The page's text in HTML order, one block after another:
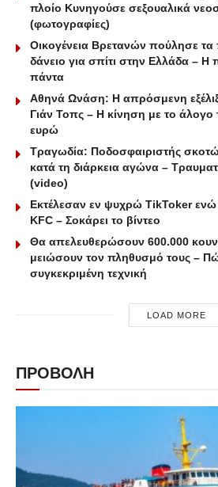
πλοίο Κυνηγούσε σεξουαλικά
(φωτογραφίες)
Οικογένεια Βρετανών πούλησε
δάνειο για σπίτι στην Ελλάδα – Η
πάντα
Αθηνά Ωνάση: Η απρόσμενη
Γιάν Τοπς – Η κίνηση με το
ευρώ
Τραγωδία: Ποδοσφαιριστής
κατά τη διάρκεια αγώνα –
(video)
Εκτέλεσαν εν ψυχρώ ΤikToker
KFC – Σοκάρει το βίντεο
Θα απελευθερώσουν 600.000
μειώσουν τον πληθυσμό τους –
συγκεκριμένη τεχνική
LOAD MORE
ΠΡΟΒΟΛΗ